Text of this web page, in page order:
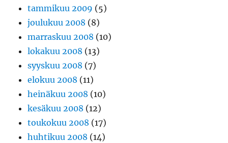
tammikuu 2009 (5)
joulukuu 2008 (8)
marraskuu 2008 (10)
lokakuu 2008 (13)
syyskuu 2008 (7)
elokuu 2008 (11)
heinäkuu 2008 (10)
kesäkuu 2008 (12)
toukokuu 2008 (17)
huhtikuu 2008 (14)